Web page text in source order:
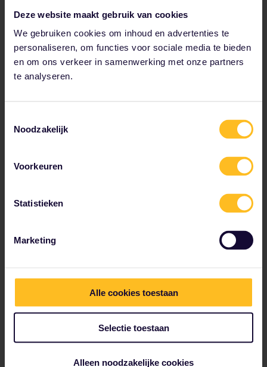
Deze website maakt gebruik van cookies
We gebruiken cookies om inhoud en advertenties te
personaliseren, om functies voor sociale media te bieden
en om ons verkeer in samenwerking met onze partners
te analyseren.
Noodzakelijk
Voorkeuren
Statistieken
Marketing
Alle cookies toestaan
Selectie toestaan
Alleen noodzakelijke cookies
Italiarail
Happyrail
Kom meer te weten over de werking van elk
boekingsplatform: Hoe boek ik mijn reserveringen
Ter plaatse in het treinstation in Italië
hetcallcenter van Trenitalia
Geen reserveringen: regionale Trenitalia treinen.
Freccialink
Je kunt ze alleen boeken in combinatie met Le
(alleen in het Italiaans).